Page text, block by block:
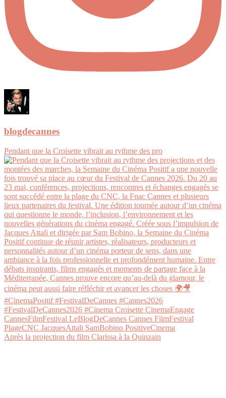
blogdecannes
Pendant que la Croisette vibrait au rythme des pro
Après la projection du film Clarissa à la Quinzain